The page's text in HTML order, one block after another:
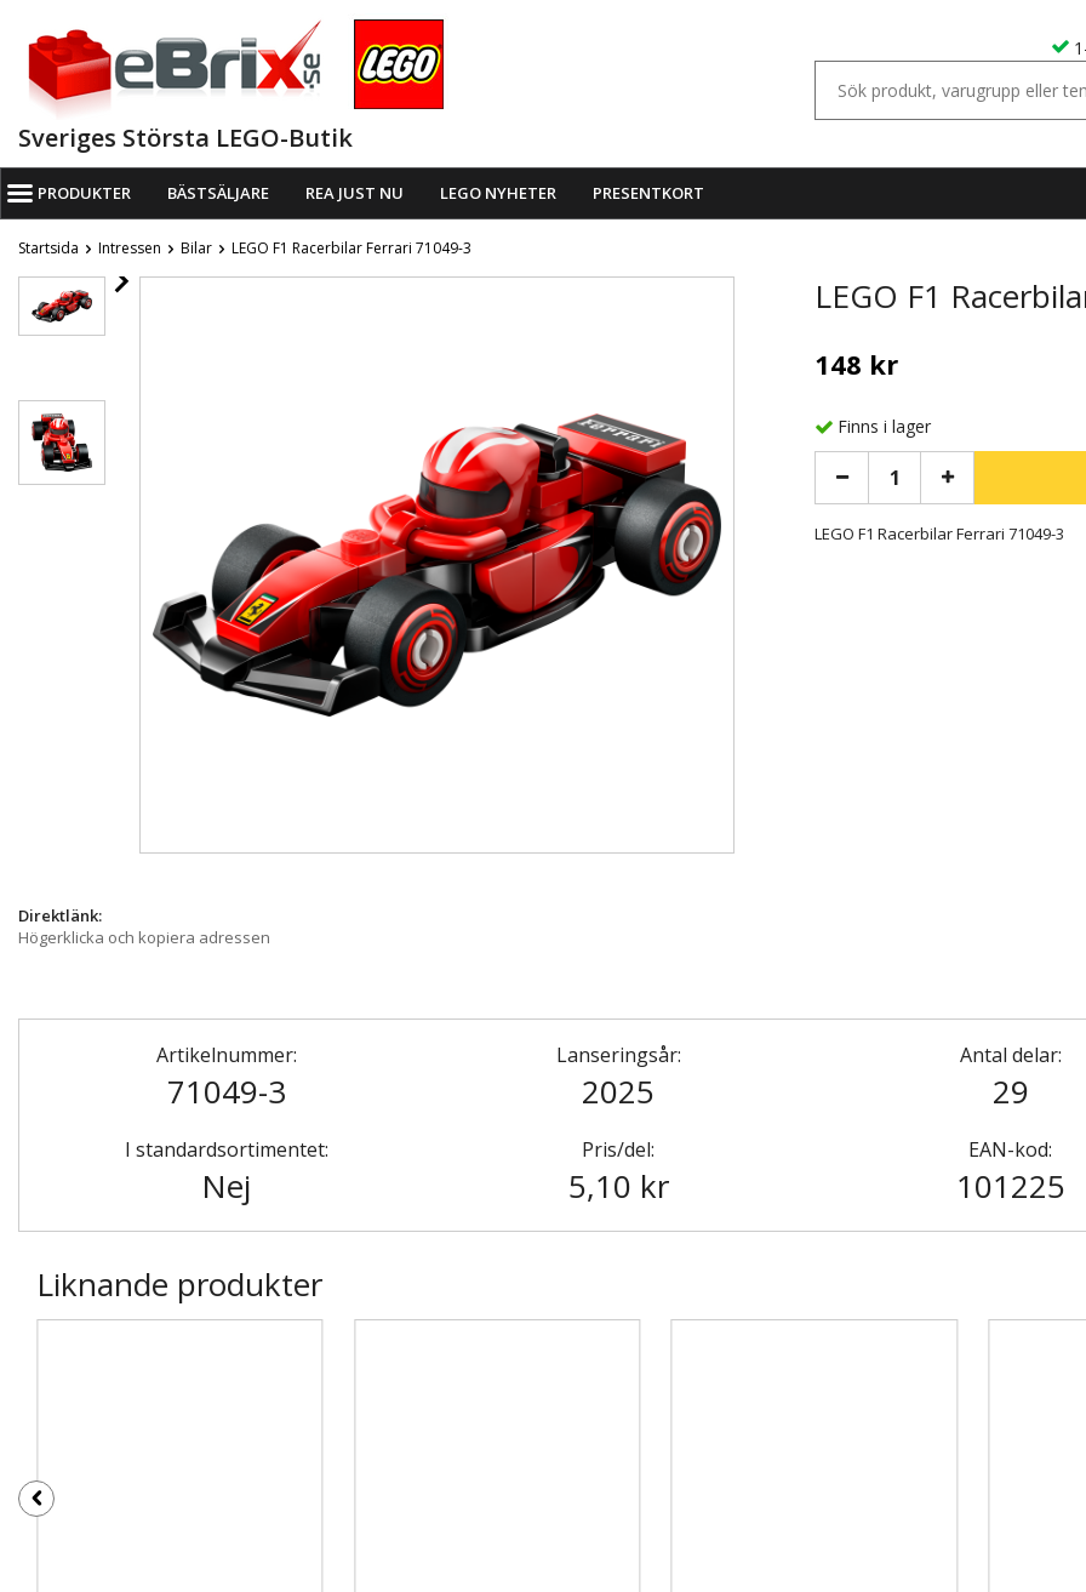
Sveriges Största LEGO-Butik
PRODUKTER BÄSTSÄLJARE REA JUST NU LEGO NYHETER PRESENTKORT
Startsida Intressen Bilar LEGO F1 Racerbilar Ferrari 71049-3
LEGO F1
148 kr
Finns i lager
LEGO F1 Racerbilar Ferrari 71049-3
Direktlänk:
Högerklicka och kopiera adressen
Artikelnummer:
71049-3
Lanseringsår:
2025
Antal delar:
29
I standardsortimentet:
Nej
Pris/del:
5,10 kr
EAN-kod:
101225
Liknande produkter